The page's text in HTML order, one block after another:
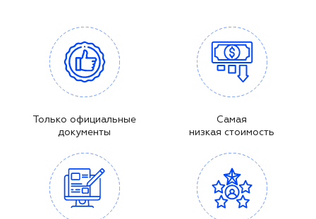
Только официальные
документы
Самая
низкая стоимость